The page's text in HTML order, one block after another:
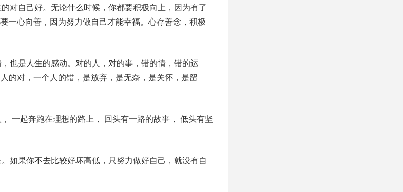
对自己好。无论什么时候，你都要积极向上，因为有了
一心向善，因为努力做自己才能幸福。心存善念，积极
也是人生的感动。对的人，对的事，错的情，错的运
的对，一个人的错，是放弃，是无奈，是关怀，是留
一起奔跑在理想的路上， 回头有一路的故事， 低头有坚
如果你不去比较好坏高低，只努力做好自己，就没有自